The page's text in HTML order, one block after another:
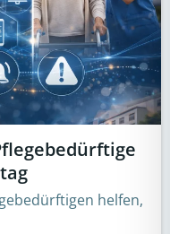
helfen,